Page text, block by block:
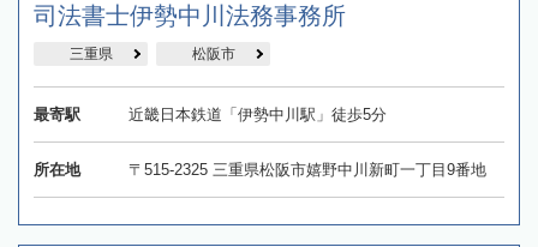
司法書士伊勢中川法務事務所
三重県 松阪市
最寄駅 近畿日本鉄道「伊勢中川駅」徒歩5分
所在地 〒515-2325 三重県松阪市嬉野中川新町一丁目9番地